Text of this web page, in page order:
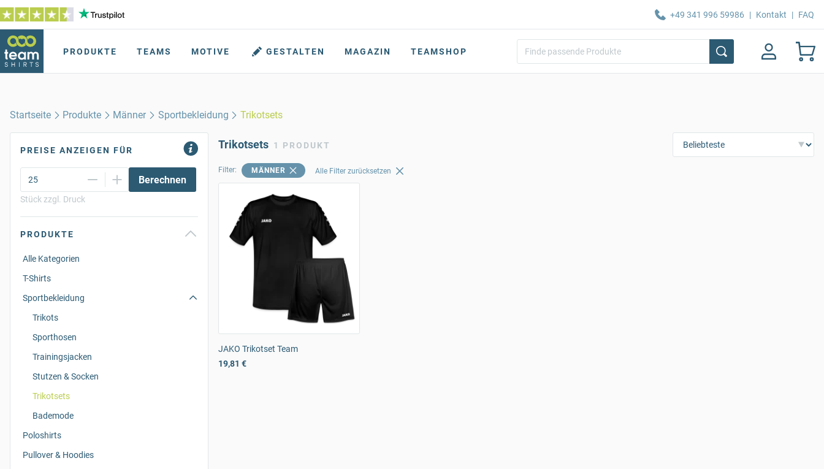
+49 341 996 59986 | Kontakt | FAQ
PRODUKTE TEAMS MOTIVE GESTALTEN MAGAZIN TEAMSHOP
Startseite Produkte Männer Sportbekleidung Trikotsets
PREISE ANZEIGEN FÜR
Berechnen
Stück zzgl. Druck
PRODUKTE
Alle Kategorien
T-Shirts
Sportbekleidung
Trikots
Sporthosen
Trainingsjacken
Stutzen & Socken
Trikotsets
Bademode
Poloshirts
Pullover & Hoodies
Trikotsets 1 PRODUKT
Filter: MÄNNER Alle Filter zurücksetzen
JAKO Trikotset Team
19,81 €